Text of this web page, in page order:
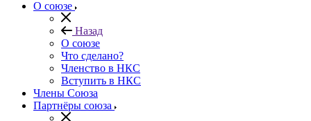
О союзе
Назад
О союзе
Что сделано?
Членство в НКС
Вступить в НКС
Члены Союза
Партнёры союза